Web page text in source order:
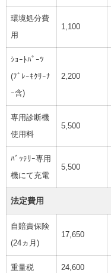
環境処分費
用
1,100
ｼｮｰﾄﾊﾟｰﾂ
(ﾌﾞﾚｰｷｸﾘｰﾅ
ｰ含)
2,200
専用診断機
使用料
5,500
ﾊﾞｯﾃﾘｰ専用
機にて充電
5,500
法定費用
自賠責保険
(24ヵ月)
17,650
重量税 24,600